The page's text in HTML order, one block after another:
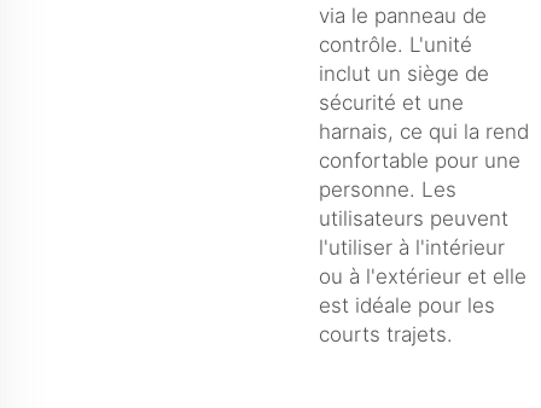
via le panneau de
contrôle. L'unité
inclut un siège de
sécurité et une
harnais, ce qui la rend
confortable pour une
personne. Les
utilisateurs peuvent
l'utiliser à l'intérieur
ou à l'extérieur et elle
est idéale pour les
courts trajets.